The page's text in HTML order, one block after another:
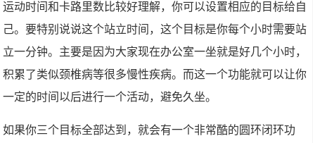
运动时间和卡路里数比较好理解，你可以设置相应的目标给自
己。要特别说说这个站立时间，这个目标是你每个小时需要站
立一分钟。主要是因为大家现在办公室一坐就是好几个小时，
积累了类似颈椎病等很多慢性疾病。而这一个功能就可以让你
一定的时间以后进行一个活动，避免久坐。
如果你三个目标全部达到，就会有一个非常酷的圆环闭环功